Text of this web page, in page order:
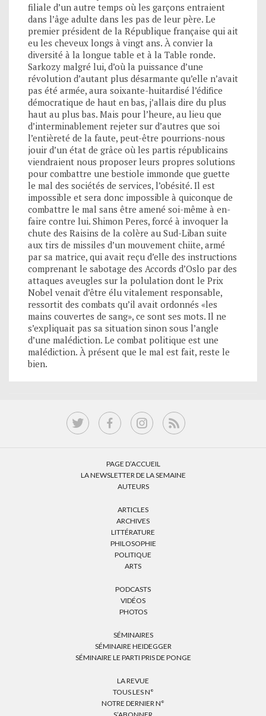
filiale d’un autre temps où les garçons entraient
dans l’âge adulte dans les pas de leur père. Le
premier président de la République française qui ait
eu les cheveux longs à vingt ans. À convier la
diversité à la longue table et à la Table ronde.
Sarkozy malgré lui, d’où la puissance d’une
révolution d’autant plus désarmante qu’elle n’avait
pas été armée, aura soixante-huitardisé l’édifice
démocratique de haut en bas, j’allais dire du plus
haut au plus bas. Mais pour l’heure, au lieu que
d’interminablement rejeter sur d’autres que soi
l’entièreté de la faute, peut-être pourrions-nous
jouir d’un état de grâce où les partis républicains
viendraient nous proposer leurs propres solutions
pour combattre une bestiole immonde que guette
le mal des sociétés de services, l’obésité. Il est
impossible et sera donc impossible à quiconque de
combattre le mal sans être amené soi-même à en-
faire contre lui. Shimon Peres, forcé à invoquer la
chute des Raisins de la colère au Sud-Liban suite
aux tirs de missiles d’un mouvement chiite, armé
par sa matrice, qui avait reçu d’elle des instructions
comprenant le sabotage des Accords d’Oslo par des
attaques aveugles sur la polulation dont le Prix
Nobel venait d’être élu vitalement responsable,
ressortit des combats qu’il avait ordonnés «les
mains couvertes de sang», ce sont ses mots. Il ne
s’expliquait pas sa situation sinon sous l’angle
d’une malédiction. Le combat politique est une
malédiction. À présent que le mal est fait, reste le
bien.
PAGE D’ACCUEIL
LA NEWSLETTER DE LA SEMAINE
AUTEURS
ARTICLES
ARCHIVES
LITTÉRATURE
PHILOSOPHIE
POLITIQUE
ARTS
PODCASTS
VIDÉOS
PHOTOS
SÉMINAIRES
SÉMINAIRE HEIDEGGER
SÉMINAIRE LE PARTI PRIS DE PONGE
LA REVUE
TOUS LES N°
NOTRE DERNIER N°